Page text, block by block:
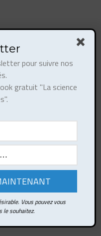
pour suivre nos
gratuit "La science
Vous pouvez vous
le souhaitez.